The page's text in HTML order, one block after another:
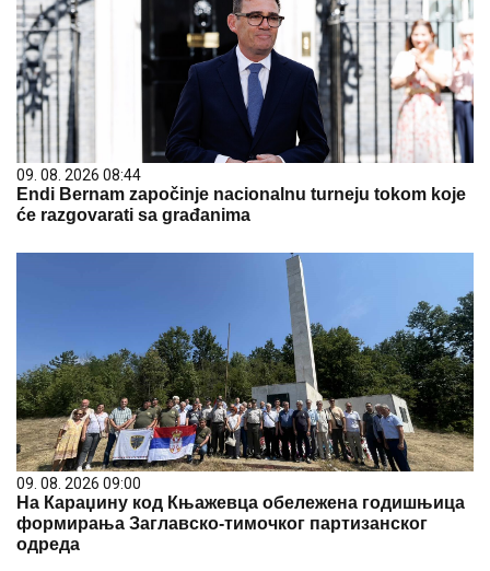
09. 08. 2026 08:44
Endi Bernam započinje nacionalnu turneju tokom koje
će razgovarati sa građanima
09. 08. 2026 09:00
На Караџину код Књажевца обележена годишњица
формирања Заглавско-тимочког партизанског
одреда